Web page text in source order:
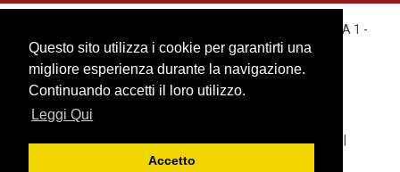
Questo sito utilizza i cookie per garantirti una
migliore esperienza durante la navigazione.
Continuando accetti il loro utilizzo.
Leggi Qui
Accetto
- Bílkova, 11 - 110 00 PRAHA 1 -
CZECH REPUBLIC
Tel. +420 222 310 499